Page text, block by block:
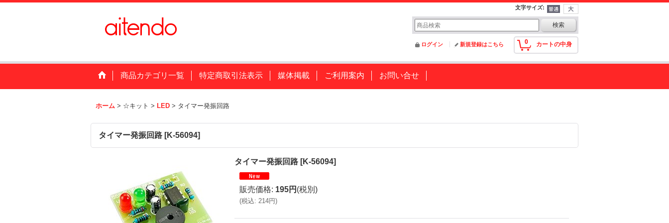
文字サイズ:
0 カートの中身
ログイン 新規登録はこちら
商品カテゴリ一覧 特定商取引法表示 媒体掲載 ご利用案内 お問い合せ
ホーム > ☆キット > LED > タイマー発振回路
タイマー発振回路 [K-56094]
タイマー発振回路 [K-56094]
販売価格: 195円 (税別)
(税込: 214円)